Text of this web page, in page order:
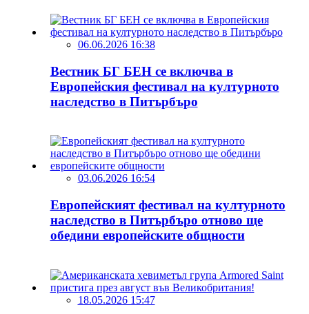
06.06.2026 16:38
Вестник БГ БЕН се включва в
Европейския фестивал на културното
наследство в Питърбъро
03.06.2026 16:54
Европейският фестивал на културното
наследство в Питърбъро отново ще
обедини европейските общности
18.05.2026 15:47